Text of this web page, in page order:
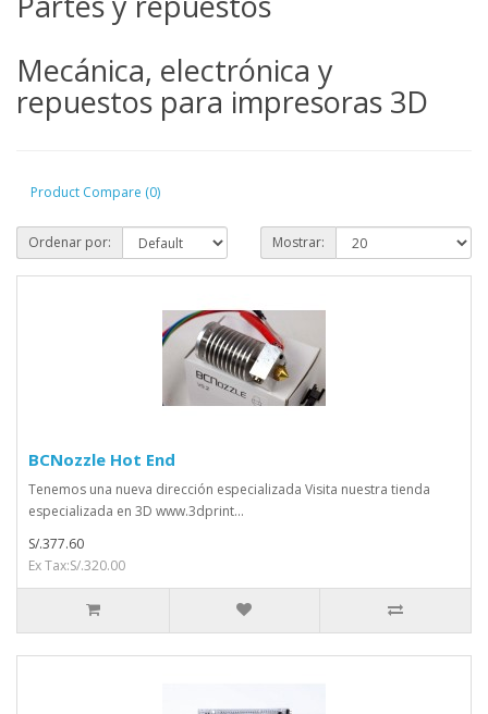
Mecánica, electrónica y
repuestos para impresoras 3D
Product Compare (0)
Ordenar por: Mostrar:
BCNozzle Hot End
Tenemos una nueva dirección especializada Visita nuestra tienda
especializada en 3D www.3dprint...
S/.377.60
Ex Tax:S/.320.00